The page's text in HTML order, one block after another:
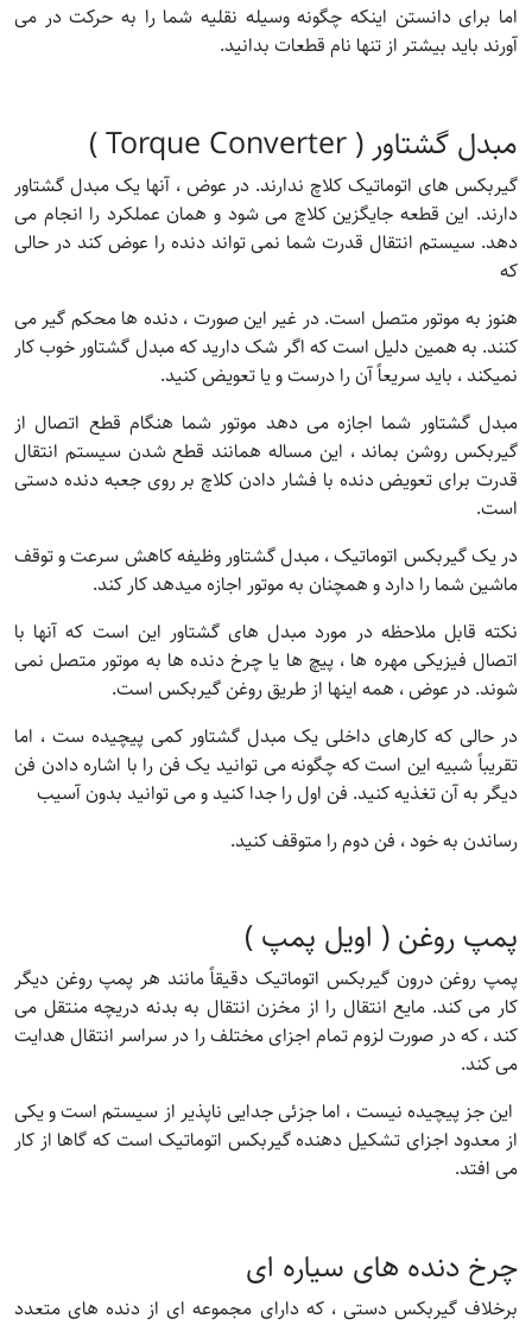
اما برای دانستن اینکه چگونه وسیله نقلیه شما را به حرکت در می
آورند باید بیشتر از تنها نام قطعات بدانید.
مبدل گشتاور ( Torque Converter )
گیربکس های اتوماتیک کلاچ ندارند. در عوض ، آنها یک مبدل گشتاور
دارند. این قطعه جایگزین کلاچ می شود و همان عملکرد را انجام می
دهد. سیستم انتقال قدرت شما نمی تواند دنده را عوض کند در حالی
که
هنوز به موتور متصل است. در غیر این صورت ، دنده ها محکم گیر می
کنند. به همین دلیل است که اگر شک دارید که مبدل گشتاور خوب کار
نمیکند ، باید سریعاً آن را درست و یا تعویض کنید.
مبدل گشتاور شما اجازه می دهد موتور شما هنگام قطع اتصال از
گیربکس روشن بماند ، این مساله همانند قطع شدن سیستم انتقال
قدرت برای تعویض دنده با فشار دادن کلاچ بر روی جعبه دنده دستی
است.
در یک گیربکس اتوماتیک ، مبدل گشتاور وظیفه کاهش سرعت و توقف
ماشین شما را دارد و همچنان به موتور اجازه میدهد کار کند.
نکته قابل ملاحظه در مورد مبدل های گشتاور این است که آنها با
اتصال فیزیکی مهره ها ، پیچ ها یا چرخ دنده ها به موتور متصل نمی
شوند. در عوض ، همه اینها از طریق روغن گیربکس است.
در حالی که کارهای داخلی یک مبدل گشتاور کمی پیچیده ست ، اما
تقریباً شبیه این است که چگونه می توانید یک فن را با اشاره دادن فن
دیگر به آن تغذیه کنید. فن اول را جدا کنید و می توانید بدون آسیب
رساندن به خود ، فن دوم را متوقف کنید.
پمپ روغن ( اویل پمپ )
پمپ روغن درون گیربکس اتوماتیک دقیقاً مانند هر پمپ روغن دیگر
کار می کند. مایع انتقال را از مخزن انتقال به بدنه دریچه منتقل می
کند ، که در صورت لزوم تمام اجزای مختلف را در سراسر انتقال هدایت
می کند.
این جز پیچیده نیست ، اما جزئی جدایی ناپذیر از سیستم است و یکی
از معدود اجزای تشکیل دهنده گیربکس اتوماتیک است که گاها از کار
می افتد.
چرخ دنده های سیاره ای
برخلاف گیربکس دستی ، که دارای مجموعه ای از دنده های متعدد